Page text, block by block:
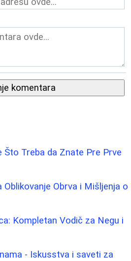
komentara
Što Treba da Znate Pre Prve
Obrva i Mišljenja o
Kompletan Vodič za Negu i
- Iskusstva i saveti za